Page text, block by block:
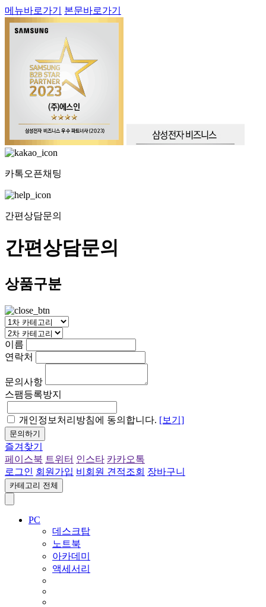
메뉴바로가기 본문바로가기
카톡오픈채팅
간편상담문의
간편상담문의
상품구분
이름
연락처
문의사항
스팸등록방지
개인정보처리방침에 동의합니다. [보기]
문의하기
즐겨찾기
페이스북 트위터 인스타 카카오톡
로그인 회원가입 비회원 견적조회 장바구니
카테고리 전체
PC
데스크탑
노트북
아카데미
액세서리